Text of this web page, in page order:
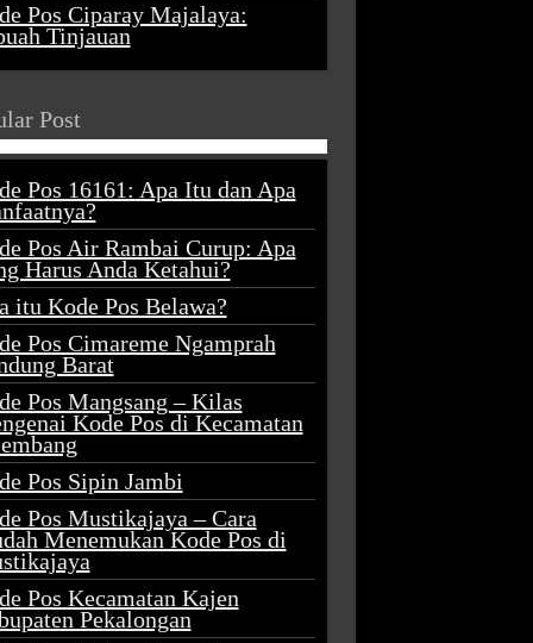
Pos Ciparay Majalaya:
Tinjauan
Post
Pos 16161: Apa Itu dan Apa
Pos Air Rambai Curup: Apa
Harus Anda Ketahui?
itu Kode Pos Belawa?
Pos Cimareme Ngamprah
Barat
Pos Mangsang – Kilas
Kode Pos di Kecamatan
Pos Sipin Jambi
Pos Mustikajaya – Cara
Menemukan Kode Pos di
Pos Kecamatan Kajen
Pekalongan